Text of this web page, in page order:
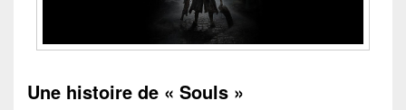
Une histoire de « Souls »